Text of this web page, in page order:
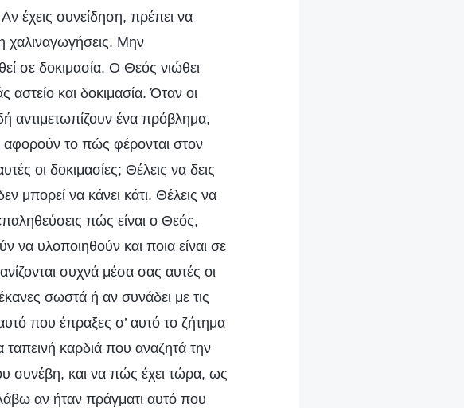
έχεις συνείδηση, πρέπει να
χαλιναγωγήσεις. Μην
σε δοκιμασία. Ο Θεός νιώθει
αστείο και δοκιμασία. Όταν οι
αντιμετωπίζουν ένα πρόβλημα,
αφορούν το πώς φέρονται στον
οι δοκιμασίες; Θέλεις να δεις
μπορεί να κάνει κάτι. Θέλεις να
πώς είναι ο Θεός,
να υλοποιηθούν και ποια είναι σε
συχνά μέσα σας αυτές οι
σωστά ή αν συνάδει με τις
που έπραξες σ’ αυτό το ζήτημα
ταπεινή καρδιά που αναζητά την
συνέβη, και να πώς έχει τώρα, ως
αν ήταν πράγματι αυτό που